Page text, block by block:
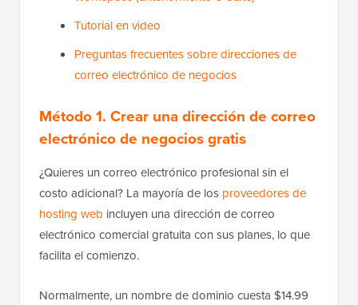
Tutorial en video
Preguntas frecuentes sobre direcciones de
correo electrónico de negocios
Método 1. Crear una dirección de correo
electrónico de negocios gratis
¿Quieres un correo electrónico profesional sin el
costo adicional? La mayoría de los proveedores de
hosting web incluyen una dirección de correo
electrónico comercial gratuita con sus planes, lo que
facilita el comienzo.
Normalmente, un nombre de dominio cuesta $14.99